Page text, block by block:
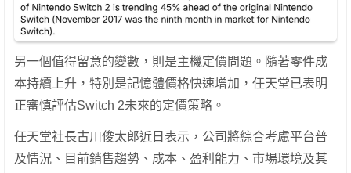
另一個值得留意的變數，則是主機定價問題。隨著零件成
本持續上升，特別是記憶體價格快速增加，任天堂已表明
正審慎評估Switch 2未來的定價策略。
任天堂社長古川俊太郎近日表示，公司將綜合考慮平台普
及情況、目前銷售趨勢、成本、盈利能力、市場環境及其